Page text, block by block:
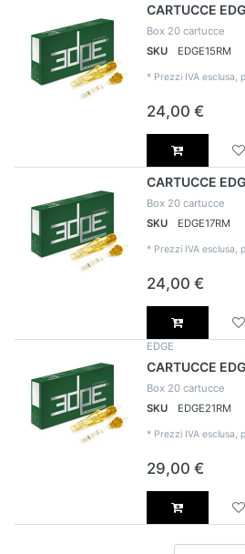
CARTUCCE
Box 20 cartucce
SKU
EDGE15RM
* Prezzi IVA esclusa,
24,00 €
CARTUCCE
Box 20 cartucce
SKU
EDGE17RM
* Prezzi IVA esclusa,
24,00 €
EDGE
CARTUCCE
Box 20 cartucce
SKU
EDGE21RM
* Prezzi IVA esclusa,
29,00 €